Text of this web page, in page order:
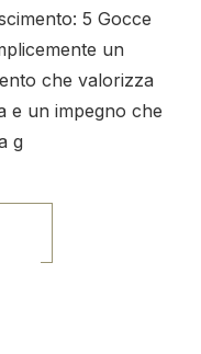
5 Gocce
un
che valorizza
e un impegno che
g